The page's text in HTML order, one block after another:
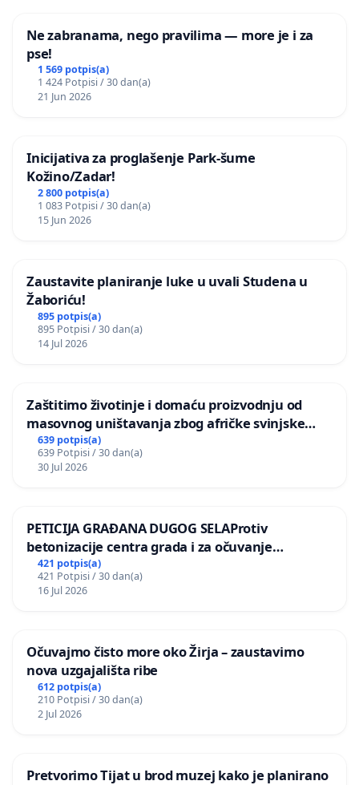
Ne zabranama, nego pravilima — more je i za
pse!
1 569 potpis(a)
1 424 Potpisi / 30 dan(a)
21 Jun 2026
Inicijativa za proglašenje Park-šume
Kožino/Zadar!
2 800 potpis(a)
1 083 Potpisi / 30 dan(a)
15 Jun 2026
Zaustavite planiranje luke u uvali Studena u
Žaboriću!
895 potpis(a)
895 Potpisi / 30 dan(a)
14 Jul 2026
Zaštitimo životinje i domaću proizvodnju od
masovnog uništavanja zbog afričke svinjske
kuge
639 potpis(a)
639 Potpisi / 30 dan(a)
30 Jul 2026
PETICIJA GRAĐANA DUGOG SELAProtiv
betonizacije centra grada i za očuvanje
postojećih zelenih površina i odraslih stabala pri
donošenju izmjena urbanističkog plana
421 potpis(a)
421 Potpisi / 30 dan(a)
16 Jul 2026
Očuvajmo čisto more oko Žirja – zaustavimo
nova uzgajališta ribe
612 potpis(a)
210 Potpisi / 30 dan(a)
2 Jul 2026
Pretvorimo Tijat u brod muzej kako je planirano